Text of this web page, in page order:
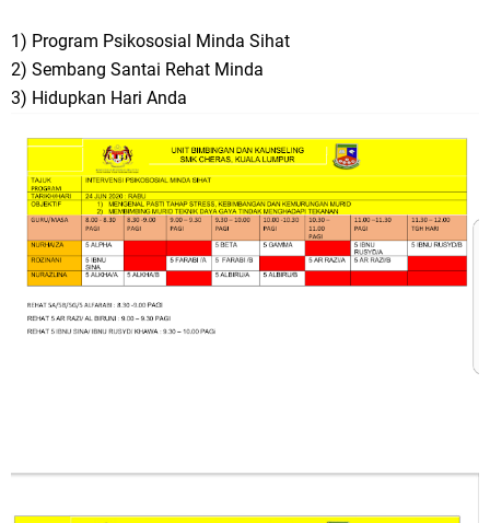
1) Program Psikososial Minda Sihat
2) Sembang Santai Rehat Minda
3) Hidupkan Hari Anda